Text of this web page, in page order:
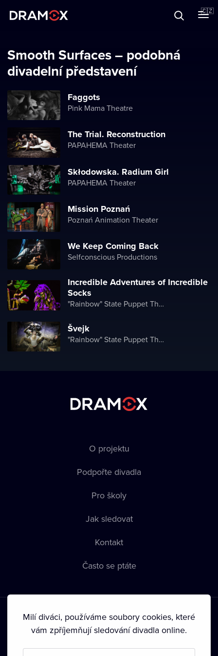
🇨🇿
Registrujte se
Smooth Surfaces – podobná
divadelní představení
Faggots
Pink Mama Theatre
The Trial. Reconstruction
PAPAHEMA Theater
Skłodowska. Radium Girl
PAPAHEMA Theater
Mission Poznań
Poznań Animation Theater
We Keep Coming Back
Selfconscious Productions
Incredible Adventures of Incredible
Socks
"Rainbow" State Puppet Theater
Švejk
"Rainbow" State Puppet Theater
O projektu
Podpořte divadla
Pro školy
Jak sledovat
Kontakt
Často se ptáte
Podmínky používání • Ochrana soukromí • Zásady používání
Milí diváci, používáme soubory cookies, které
vám zpříjemňují sledování divadla online.